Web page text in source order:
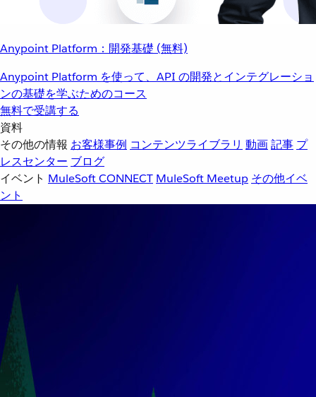
Anypoint Platform：開発基礎 (無料)
Anypoint Platform を使って、API の開発とインテグレーショ
ンの基礎を学ぶためのコース
無料で受講する
資料
その他の情報 お客様事例 コンテンツライブラリ 動画記事 プ
レスセンター ブログ
イベント MuleSoft CONNECT MuleSoft Meetup その他イベ
ント